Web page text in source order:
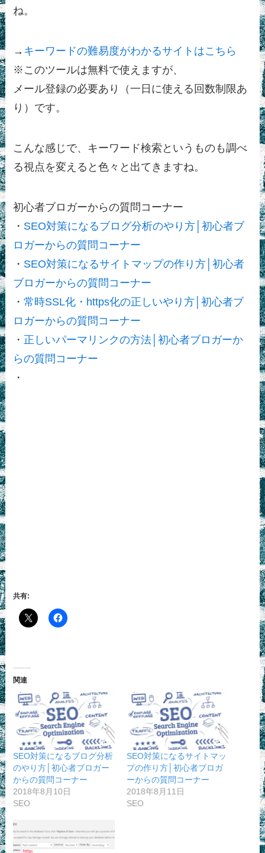
ね。
→ キーワードの難易度がわかるサイトはこちら
※このツールは無料で使えますが、
メール登録の必要あり（一日に使える回数制限あ
り）です。
こんな感じで、キーワード検索というものも調べ
る視点を変えると色々と出てきますね。
初心者ブロガーからの質問コーナー
・ SEO対策になるブログ分析のやり方│初心者ブ
ロガーからの質問コーナー
・ SEO対策になるサイトマップの作り方│初心者
ブロガーからの質問コーナー
・常時SSL化・https化の正しいやり方│初心者ブ
ロガーからの質問コーナー
・ 正しいパーマリンクの方法│初心者ブロガーか
らの質問コーナー
・
共有:
関連
SEO対策になるブログ分析
のやり方│初心者ブロガー
からの質問コーナー
2018年8月10日
SEO
SEO対策になるサイトマッ
プの作り方│初心者ブロガ
ーからの質問コーナー
2018年8月11日
SEO